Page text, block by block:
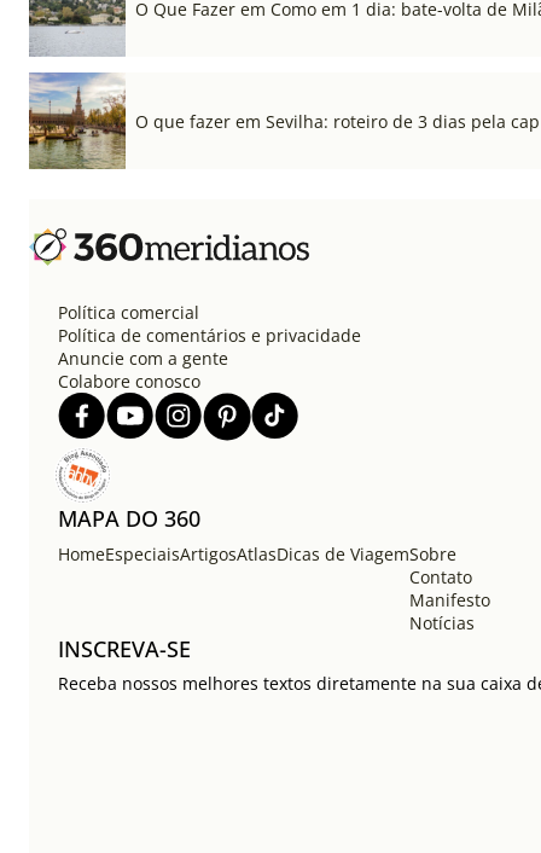
O Que Fazer em Como em 1 dia: bate-volta de
O que fazer em Sevilha: roteiro de 3 dias pela
Política comercial
Política de comentários e privacidade
Anuncie com a gente
Colabore conosco
MAPA DO 360
HomeEspeciaisArtigosAtlasDicas de ViagemSobre
Contato
Manifesto
Notícias
INSCREVA-SE
Receba nossos melhores textos diretamente na sua caixa